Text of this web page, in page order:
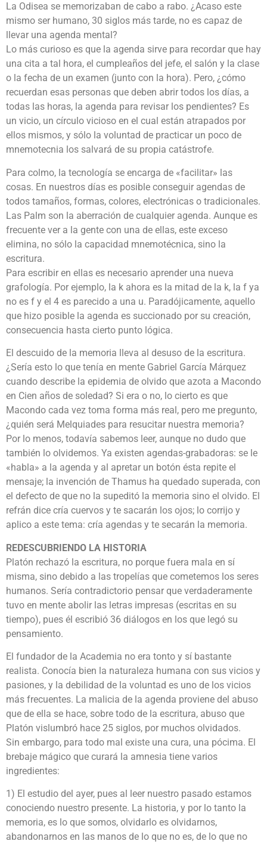
La Odisea se memorizaban de cabo a rabo. ¿Acaso este
mismo ser humano, 30 siglos más tarde, no es capaz de
llevar una agenda mental?
Lo más curioso es que la agenda sirve para recordar que hay
una cita a tal hora, el cumpleaños del jefe, el salón y la clase
o la fecha de un examen (junto con la hora). Pero, ¿cómo
recuerdan esas personas que deben abrir todos los días, a
todas las horas, la agenda para revisar los pendientes? Es
un vicio, un círculo vicioso en el cual están atrapados por
ellos mismos, y sólo la voluntad de practicar un poco de
mnemotecnia los salvará de su propia catástrofe.
Para colmo, la tecnología se encarga de «facilitar» las
cosas. En nuestros días es posible conseguir agendas de
todos tamaños, formas, colores, electrónicas o tradicionales.
Las Palm son la aberración de cualquier agenda. Aunque es
frecuente ver a la gente con una de ellas, este exceso
elimina, no sólo la capacidad mnemotécnica, sino la
escritura.
Para escribir en ellas es necesario aprender una nueva
grafología. Por ejemplo, la k ahora es la mitad de la k, la f ya
no es f y el 4 es parecido a una u. Paradójicamente, aquello
que hizo posible la agenda es succionado por su creación,
consecuencia hasta cierto punto lógica.
El descuido de la memoria lleva al desuso de la escritura.
¿Sería esto lo que tenía en mente Gabriel García Márquez
cuando describe la epidemia de olvido que azota a Macondo
en Cien años de soledad? Si era o no, lo cierto es que
Macondo cada vez toma forma más real, pero me pregunto,
¿quién será Melquiades para resucitar nuestra memoria?
Por lo menos, todavía sabemos leer, aunque no dudo que
también lo olvidemos. Ya existen agendas-grabadoras: se le
«habla» a la agenda y al apretar un botón ésta repite el
mensaje; la invención de Thamus ha quedado superada, con
el defecto de que no la supeditó la memoria sino el olvido. El
refrán dice cría cuervos y te sacarán los ojos; lo corrijo y
aplico a este tema: cría agendas y te secarán la memoria.
REDESCUBRIENDO LA HISTORIA
Platón rechazó la escritura, no porque fuera mala en sí
misma, sino debido a las tropelías que cometemos los seres
humanos. Sería contradictorio pensar que verdaderamente
tuvo en mente abolir las letras impresas (escritas en su
tiempo), pues él escribió 36 diálogos en los que legó su
pensamiento.
El fundador de la Academia no era tonto y sí bastante
realista. Conocía bien la naturaleza humana con sus vicios y
pasiones, y la debilidad de la voluntad es uno de los vicios
más frecuentes. La malicia de la agenda proviene del abuso
que de ella se hace, sobre todo de la escritura, abuso que
Platón vislumbró hace 25 siglos, por muchos olvidados.
Sin embargo, para todo mal existe una cura, una pócima. El
brebaje mágico que curará la amnesia tiene varios
ingredientes:
1) El estudio del ayer, pues al leer nuestro pasado estamos
conociendo nuestro presente. La historia, y por lo tanto la
memoria, es lo que somos, olvidarlo es olvidarnos,
abandonarnos en las manos de lo que no es, de lo que no